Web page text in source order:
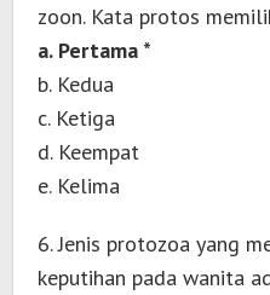
zoon. Kata protos
a. Pertama *
b. Kedua
c. Ketiga
d. Keempat
e. Kelima
6. Jenis protozoa yang
keputihan pada wanita